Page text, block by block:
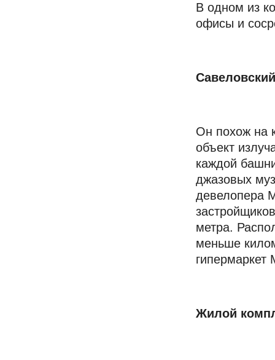
В одном из
офисы и
Он похож на
объект
каждой
джазовых
девелопера
метра.
меньше
гипермаркет
Жилой